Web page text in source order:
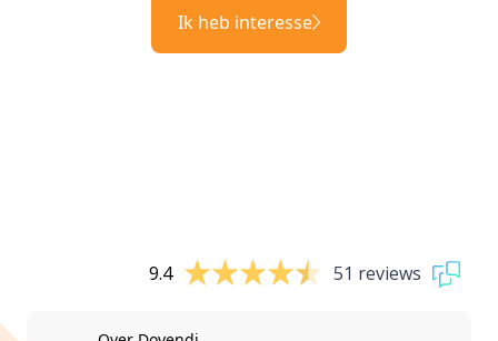
Ik heb interesse
9.4 51 reviews